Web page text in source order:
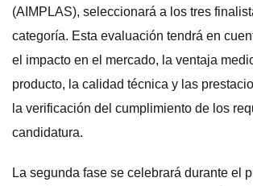
(AIMPLAS), seleccionará a los tres
categoría. Esta evaluación tendrá en
el impacto en el mercado, la ventaja
producto, la calidad técnica y las
la verificación del cumplimiento de los
candidatura.
La segunda fase se celebrará durante el